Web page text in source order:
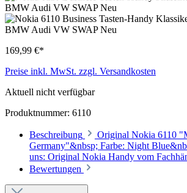
169,99 €*
Preise inkl. MwSt. zzgl. Versandkosten
Aktuell nicht verfügbar
Produktnummer: 6110
Beschreibung
Original Nokia 6110
Germany"&nbsp; Farbe: Night
uns: Original Nokia Handy vom
Bewertungen